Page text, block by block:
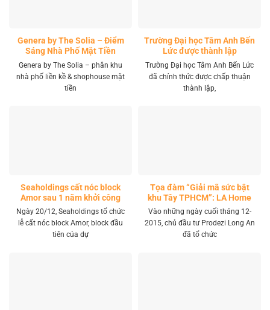
Genera by The Solia – Điểm
Sáng Nhà Phố Mặt Tiền
Vành Đai 4 Khu Tây
Genera by The Solia – phân khu
nhà phố liền kề & shophouse mặt
tiền
Trường Đại học Tâm Anh Bến
Lức được thành lập
Trường Đại học Tâm Anh Bến Lức
đã chính thức được chấp thuận
thành lập,
Seaholdings cất nóc block
Amor sau 1 năm khởi công
Ngày 20/12, Seaholdings tổ chức
lễ cất nóc block Amor, block đầu
tiên của dự
Tọa đàm “Giải mã sức bật
khu Tây TPHCM”: LA Home
khai mở tọa độ đầu tư mới
Vào những ngày cuối tháng 12-
2015, chủ đầu tư Prodezi Long An
đã tổ chức